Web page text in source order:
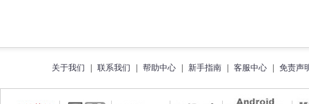
关于我们 联系我们 帮助中心 新手指南 客服中心 免责声